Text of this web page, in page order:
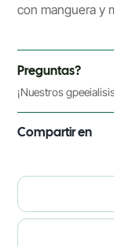
con manguera y
Preguntas?
¡Nuestros
Compartir en